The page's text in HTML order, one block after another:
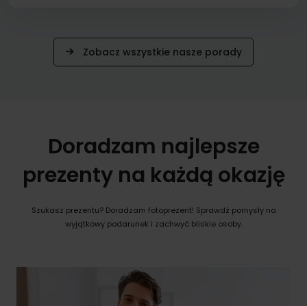
Zobacz wszystkie nasze porady
Doradzam najlepsze
prezenty na każdą okazję
Szukasz prezentu? Doradzam fotoprezent! Sprawdź pomysły na
wyjątkowy podarunek i zachwyć bliskie osoby.